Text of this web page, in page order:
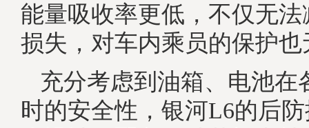
能量吸收率更低，不仅无
损失，对车内乘员的保护
充分考虑到油箱、电池在
时的安全性，银河L6的后